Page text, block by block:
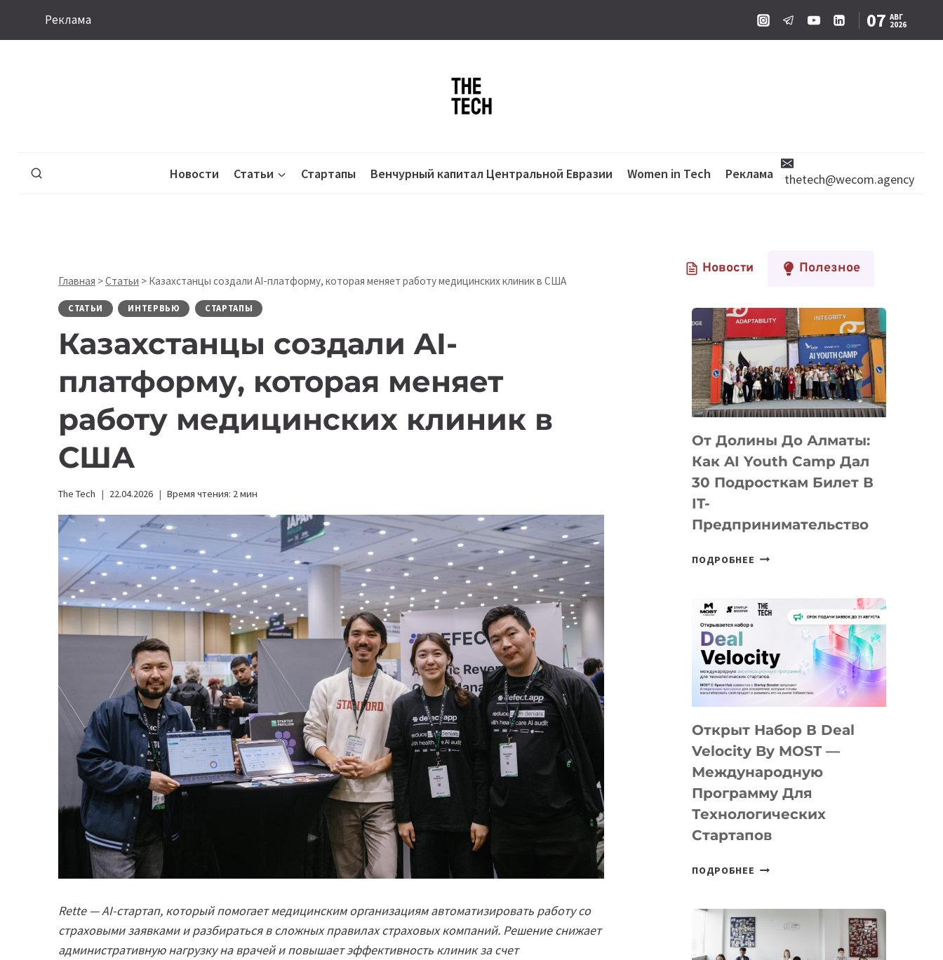
Реклама 07 АВГ
2026
Новости Статьи Стартапы Венчурный капитал Центральной Евразии Women in Tech Реклама thetech@wecom.agency
Главная >Статьи > Казахстанцы создали AI-платформу, которая меняет работу медицинских клиник в США
СТАТЬИ ИНТЕРВЬЮ СТАРТАПЫ
Казахстанцы создали AI-
платформу, которая меняет
работу медицинских клиник в
США
The Tech 22.04.2026 Время чтения: 2мин
Rette — AI-стартап, который помогает медицинским организациям автоматизировать работу со
страховыми заявками и разбираться в сложных правилах страховых компаний. Решение снижает
административную нагрузку на врачей и повышает эффективность клиник за счет
Новости Полезное
От Долины До Алматы:
Как AI Youth Camp Дал
30 Подросткам Билет В
IT-
Предпринимательство
ПОДРОБНЕЕ ОТ
АЛМАТЫ:
YOUTH
CAMP
ДАЛ
ПОДРОСТКАМ
БИЛЕТ
IT-
ПРЕДПРИНИМАТЕЛЬСТВО
Открыт Набор В Deal
Velocity By MOST —
Международную
Программу Для
Технологических
Стартапов
ПОДРОБНЕЕ ОТКРЫТ
DEAL
VELOCITY